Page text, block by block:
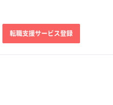
転職支援サービス登録